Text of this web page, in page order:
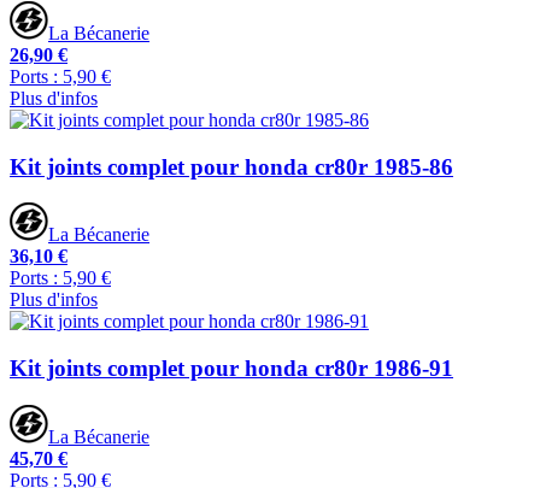
La Bécanerie
26,90 €
Ports : 5,90 €
Plus d'infos
Kit joints complet pour honda cr80r 1985-86
La Bécanerie
36,10 €
Ports : 5,90 €
Plus d'infos
Kit joints complet pour honda cr80r 1986-91
La Bécanerie
45,70 €
Ports : 5,90 €